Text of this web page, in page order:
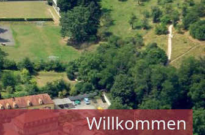
Willkommen